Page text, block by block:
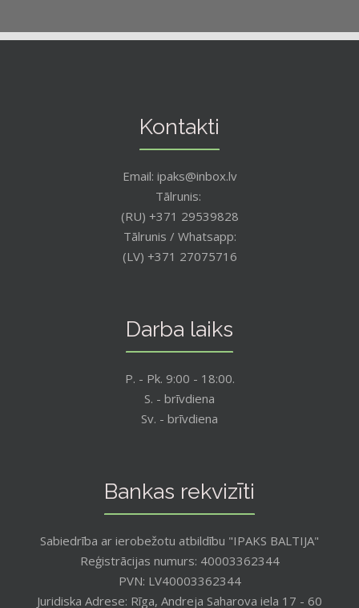
Kontakti
Email: ipaks@inbox.lv
Tālrunis:
(RU) +371 29539828
Tālrunis / Whatsapp:
(LV) +371 27075716
Darba laiks
P. - Pk. 9:00 - 18:00.
S. - brīvdiena
Sv. - brīvdiena
Bankas rekvizīti
Sabiedrība ar ierobežotu atbildību "IPAKS BALTIJA"
Reģistrācijas numurs: 40003362344
PVN: LV40003362344
Juridiska Adrese: Rīga, Andreja Saharova iela 17 - 60